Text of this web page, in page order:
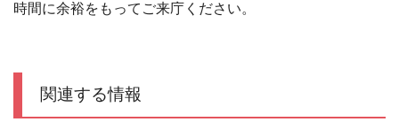
時間に余裕をもってご来庁ください。
関連する情報